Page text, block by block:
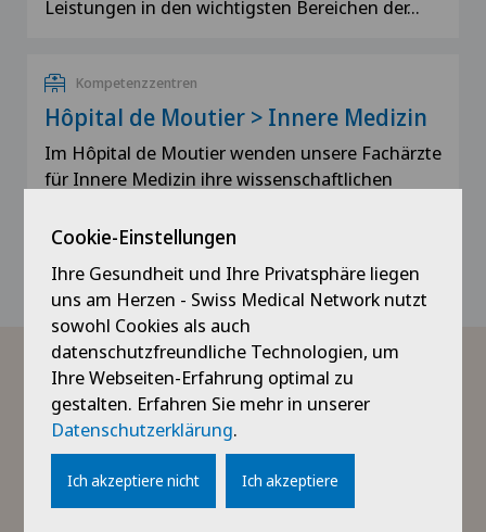
Leistungen in den wichtigsten Bereichen der…
Kompetenzzentren
Hôpital de Moutier > Innere Medizin
Im Hôpital de Moutier wenden unsere Fachärzte
für Innere Medizin ihre wissenschaftlichen
um sämtliche…
Cookie-Einstellungen
Ihre Gesundheit und Ihre Privatsphäre liegen
uns am Herzen - Swiss Medical Network nutzt
sowohl Cookies als auch
datenschutzfreundliche Technologien, um
Ihre Webseiten-Erfahrung optimal zu
gestalten. Erfahren Sie mehr in unserer
Datenschutzerklärung.
Ich akzeptiere nicht Ich akzeptiere